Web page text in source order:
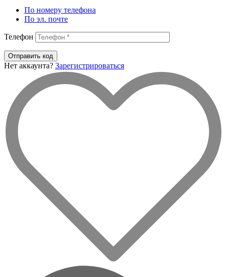
По номеру телефона
По эл. почте
Телефон
Отправить код
Нет аккаунта? Зарегистрироваться